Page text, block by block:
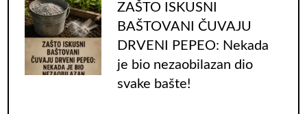
ZAŠTO ISKUSNI
BAŠTOVANI ČUVAJU
DRVENI PEPEO: Nekada
je bio nezaobilazan dio
svake bašte!